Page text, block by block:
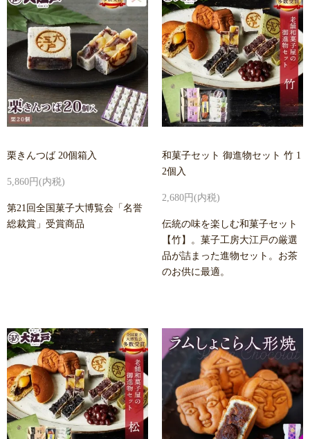
栗きんつば 20個箱入
5,860円(内税)
第21回全国菓子大博覧会「名誉
総裁賞」受賞商品
和菓子セット 御進物セット 竹 1
2個入
2,680円(内税)
伝統の味を楽しむ和菓子セット
【竹】。菓子工房大江戸の厳選
品が詰まった進物セット。お茶
のお供に最適。